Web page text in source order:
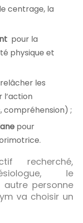
centrage, la
pour la
physique et
les
l’action
compréhension) ;
pour
recherché,
le
personne
va choisir un